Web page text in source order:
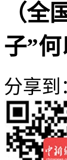
（全
子”
分享到